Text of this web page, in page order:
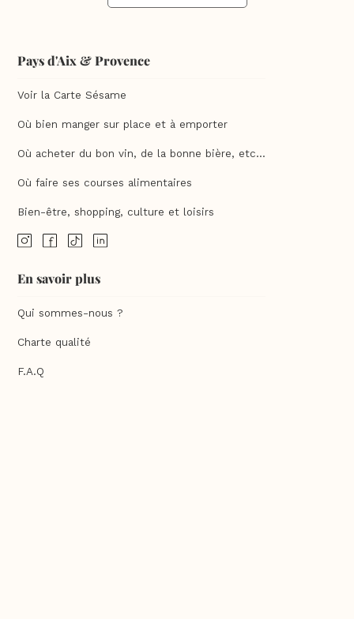
Pays d'Aix & Provence
Voir la Carte Sésame
Où bien manger sur place et à emporter
Où acheter du bon vin, de la bonne bière, etc...
Où faire ses courses alimentaires
Bien-être, shopping, culture et loisirs
En savoir plus
Qui sommes-nous ?
Charte qualité
F.A.Q